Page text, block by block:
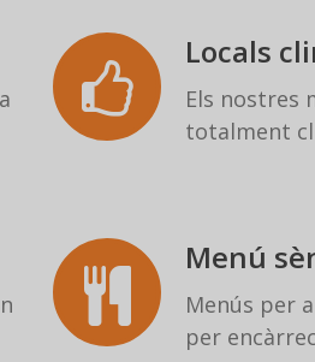
Locals
Els nostres
totalment
Menú
Menús per
per